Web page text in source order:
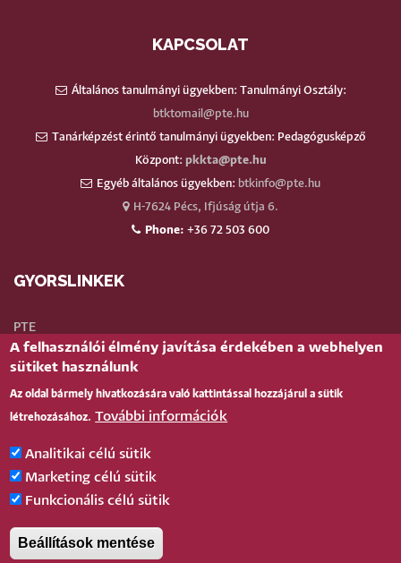
KAPCSOLAT
Általános tanulmányi ügyekben: Tanulmányi Osztály:
btktomail@pte.hu
Tanárképzést érintő tanulmányi ügyekben: Pedagógusképző
Központ: pkkta@pte.hu
Egyéb általános ügyekben: btkinfo@pte.hu
H-7624 Pécs, Ifjúság útja 6.
Phone: +36 72 503 600
GYORSLINKEK
PTE
Neptun
Telefonkönyv
Teams
TÉR(oktatói)
BELÉPÉS
Bejelentkezés
Pécsi Tudományegyetem |
A felhasználói élmény javítása érdekében a webhelyen
sütiket használunk
Az oldal bármely hivatkozására való kattintással hozzájárul a sütik
létrehozásához. További információk
Analitikai célú sütik
Marketing célú sütik
Funkcionális célú sütik
Beállítások mentése